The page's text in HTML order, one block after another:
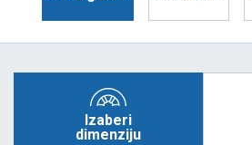
Izaberi
dimenziju